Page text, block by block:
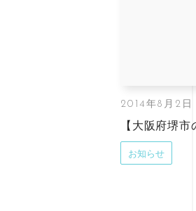
2014年8月2日
【大阪府堺
お知らせ